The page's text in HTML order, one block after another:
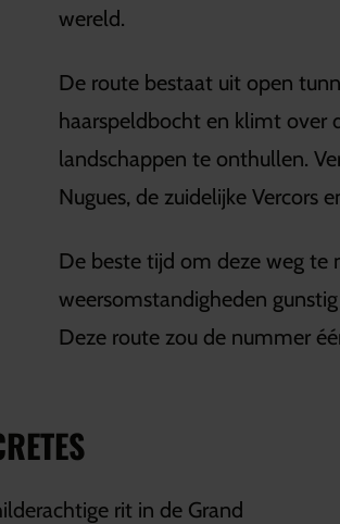
wereld.
De route bestaat uit open
haarspeldbocht en klimt over
landschappen te onthullen.
Nugues, de zuidelijke Vercors
De beste tijd om deze weg te
weersomstandigheden
Deze route zou de nummer
rit in de Grand